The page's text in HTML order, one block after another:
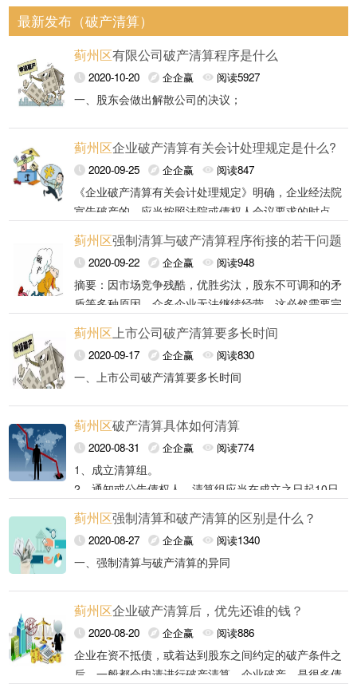
最新发布（破产清算）
蓟州区有限公司破产清算程序是什么
2020-10-20 企企赢 阅读5927
一、股东会做出解散公司的决议；
二、十五日内成立清算组，开始清算。
有限责任公司的清算组由股东组成；
清算组在清算期间行使下列职权：
（一）清理公司财产，分别编制资产负债表和财产清
单；
（二）通知、公告债权人；
（三）处理与清算有关的公司未了结的业务；
（四）清缴所欠税款以及清算过程中产生的税款；
（五）清理债权、债务；
（六）处理公司清偿债务后的剩余财产；
（七）代表公司参与民事诉讼活动三、清算组应当自成
立之日起十日内通知债权人，并于六十日内在报纸上公
告。债权人应当自接到通知书之日起三十日内，未接到
通知书的自公告之日起四十五日内，向清算组申报其债
权。
债权人申报债权，应当说明债权的有关事项，并提供证
明材料。清算组应当对债权进行登记。在申报债权期
间，清算组不得对债权人进行清偿。
四、清算组在清理公司财产、编制资产负债表和财产清
蓟州区企业破产清算有关会计处理规定是什么?
2020-09-25 企企赢 阅读847
《企业破产清算有关会计处理规定》明确，企业经法院
宣告破产的，应当按照法院或债权人会议要求的时点
结申请日等，以下简称破产报表日）编制清算财务报
表，并由破产管理人签章。
《企业破产清算有关会计处理规定》包括总则、编制基
础和计量属性、确认和计量、清算财务报表的列报、附
则等几部分。
四大表的作用：
1、清算资产负债表是看报表日企业有多少资产（按清
净值，可正可负；
2、清算损益表看清算期间的各项收益和费用；
3、清算现金流量表用直接法编制，看清算期间货币资
金余额变动情况，包括处置资产收到的现金、清偿债务
支付的现金、支付破产费用、共益债务和所得税支出的
4、债务清偿表看清算期间债务清偿情况，一共有多少
蓟州区强制清算与破产清算程序衔接的若干问题
2020-09-22 企企赢 阅读948
摘要：因市场竞争残酷，优胜劣汰，股东不可调和的矛
盾等多种原因，众多企业无法继续经营，这必然需要完
序，均是企业法人的退出途径，是公司法律体系的重要
组成部分，同时也是是维护市场经济健康发展的有效机
制。强制清算程序与破产清算程序存在相似处，同时又
衡各方利益，公平清理债权债务，且因存在无法调和的
矛盾，均有一定“公权力”干预的色彩；而二者的区别主
要在于债务人是否存在“资不抵债”的情形，且破产清算
程序在保护债权人利益之外注重保护债务人的合法权
益，强制清算在保护债权人利益之外注重保护股东的合
法权益。因强制清算程序和破产清算程序的诸多相同
点，实现了二者之间的可衔接性，二者之间的差异导致
关键词：强制清算、破产清算、衔接
一、强制清算转为破产清算程序的条件及方式
（一）申请主体
1、清算组或清算责任人申请
《公司法》第一百八十七条、《公司法司法解释二》第
十七条规定，人民法院指定的清算组在发现公司财产不
足清偿债务的，清算组应当向人民法院申请宣告破产。
《破产法》第七条规定，企业在清算过程中，发现存在
破产原因，清算义务人应当向人民法院申请破产清算。
上述法律规定赋予了清算组或清算责任人申请强制清算
程序转为破产清算的权利义务。
2、其他有关权利人申请
《关于审理公司强制清算工作座谈会纪要》（以下简称
《座谈会纪要》） 33条规定， 公司强制清算中，有关
权利人向人民法院另行提起破产申请的，人民法院应当
依法进行审查，符合企业破产法规定的条件的，人民法
院应当依法裁定予以受理。此处“有关权利人”，笔者认
为主要指债权人。
《公司法》《破产法》《公司法司法解释二》均仅规定
了清算组或清算义务人向法院申请程序的转换，并在法
律条文中用“应该”来表述，意在要求清算组或清算义务
义务。至 2009年 11月 4日，最高人民法院颁布《座谈
会纪要》，正式赋予了债权人申请债务人企业由强制清
算转入破产清算程序的权利。其主要原因是为了保护债
权人利益，保证程序的公正性。强制清算清算组的组成
方式有三种：由 公司股东、董事、监事、高级管理人员
（二）公司财产不足以清偿债务
《公司法司法解释二》第十七条规定，在进行清算工作
过程中，清算组发现公司存在资不抵债情况的，通过制
作债务清偿方案，并由全体债权人一致确认的方式，达
法院裁定终结清算程序。根据上述法律规定可见，公司
财产不足以清偿债务，为强制清算程序转为破产清算程
强制清算程序与破产清算程序虽有相似性，但在程序上
及处理债务人财产、债权审查等实质性问题上都有较大
不同。若强制清算程序转为破产清算程序，破产管理人
将根据工作计划重新制定工作计划、方案；重新刻制管
（三）程序转换的方式
《公司法》及其相关司法解释，规定强制清算转为破产
蓟州区 上市公司破产清算要多长时间
2020-09-17 企企赢 阅读830
一、上市公司破产清算要多长时间
上市公司破产清算需要多长时间法律是没有明确规定
的，要依据具体情况成果而定。人民法院宣告企业破产
后，要进行公告，清偿债务。
二、相关法律规定
《中华人民共和国企业破产法》
第十条 债权人提出破产申请的，人民法院应当自收到申
请之日起五日内通知债务人。债务人对申请有异议的，
应当自收到人民法院的通知之日起七日内向人民法院提
理。
除前款规定的情形外，人民法院应当自收到破产申请之
有特殊情况需要延长前两款规定的裁定受理期限的，经
上一级人民法院批准，可以延长十五日。
第十一条 人民法院受理破产申请的，应当自裁定作出之
日起五日内送达申请人。
债权人提出申请的，人民法院应当自裁定作出之日起五
日内送达债务人。债务人应当自裁定送达之日起十五日
内，向人民法院提交财产状况说明、债务清册、债权清
第一百零七条 人民法院依照本法规定宣告债务人破产
蓟州区破产清算具体如何清算
2020-08-31 企企赢 阅读774
1、成立清算组。
2、通知或公告债权人，清算组应当在成立之日起10日
权人应当自接到通知书之日起三十日内，未接到通知书
的自第一次公告之日起九十日内，向清算组申报其债
权。
关事项，并提供证明材料。清算组应当对债权进行登
记。
4、制定清算方案，财产处理应依下列顺序安排：第一
顺序，支付清算费用、职工工资和劳动保险费用，缴纳
所欠税款，清偿公司债务
蓟州区强制清算和破产清算的区别是什么？
2020-08-27 企企赢 阅读1340
一、强制清算与破产清算的异同
（一）相同点。
（1）不论是强制清算还是破产清算，其根本目的都是
为了梳理企业资产与负债，终结被清算企业的各种债
权、债务关系和法律关系。
（2）强制清算与破产清算都可以由债权人启动清算程
序。
（3）强制清算与破产清算同属司法清算程序，都是在
蓟州区企业破产清算后，优先还谁的钱？
2020-08-20 企企赢 阅读886
企业在资不抵债，或着达到股东之间约定的破产条件之
后，一般都会申请进行破产清算。企业破产，是很多债
破产财产应当按一定的顺序和比例，公平地分配给债权